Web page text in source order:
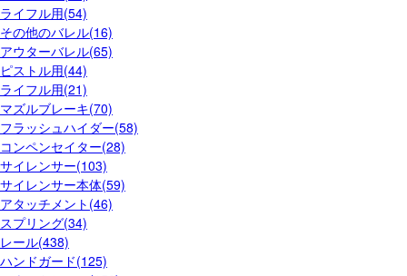
ライフル用(54)
その他のバレル(16)
アウターバレル(65)
ピストル用(44)
ライフル用(21)
マズルブレーキ(70)
フラッシュハイダー(58)
コンペンセイター(28)
サイレンサー(103)
サイレンサー本体(59)
アタッチメント(46)
スプリング(34)
レール(438)
ハンドガード(125)